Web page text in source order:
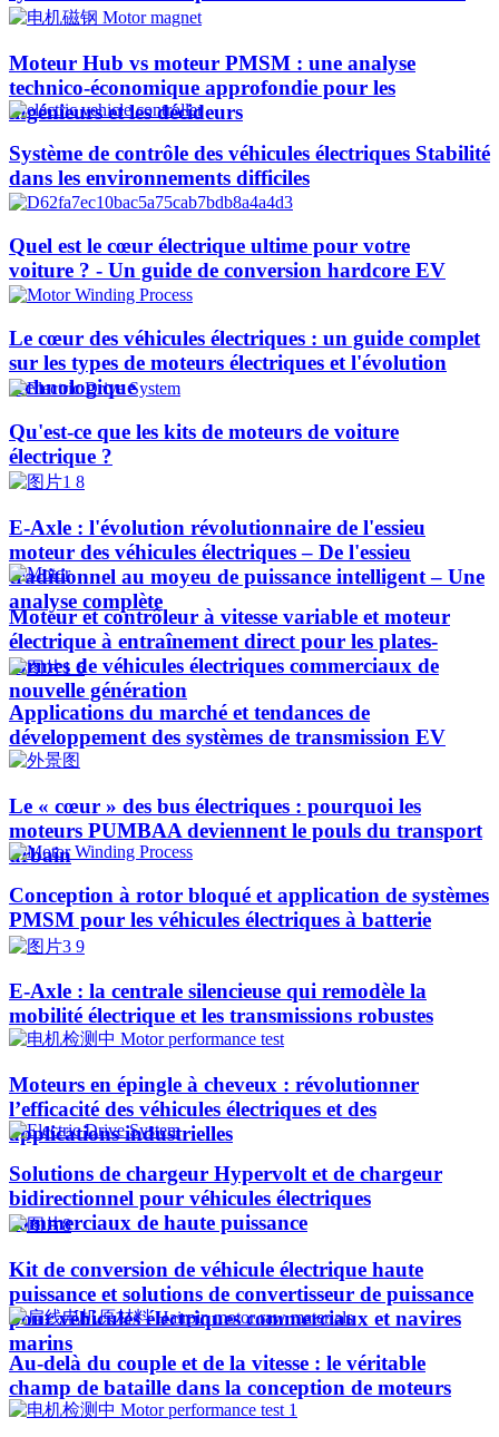
Moteur Hub vs moteur PMSM : une analyse
technico-économique approfondie pour les
ingénieurs et les décideurs
Système de contrôle des véhicules électriques Stabilité
dans les environnements difficiles
Quel est le cœur électrique ultime pour votre
voiture ? - Un guide de conversion hardcore EV
Le cœur des véhicules électriques : un guide complet
sur les types de moteurs électriques et l'évolution
technologique
Qu'est-ce que les kits de moteurs de voiture
électrique ?
E-Axle : l'évolution révolutionnaire de l'essieu
moteur des véhicules électriques – De l'essieu
traditionnel au moyeu de puissance intelligent – Une
analyse complète
Moteur et contrôleur à vitesse variable et moteur
électrique à entraînement direct pour les plates-
formes de véhicules électriques commerciaux de
nouvelle génération
Applications du marché et tendances de
développement des systèmes de transmission EV
Le « cœur » des bus électriques : pourquoi les
moteurs PUMBAA deviennent le pouls du transport
urbain
Conception à rotor bloqué et application de systèmes
PMSM pour les véhicules électriques à batterie
E-Axle : la centrale silencieuse qui remodèle la
mobilité électrique et les transmissions robustes
Moteurs en épingle à cheveux : révolutionner
l’efficacité des véhicules électriques et des
applications industrielles
Solutions de chargeur Hypervolt et de chargeur
bidirectionnel pour véhicules électriques
commerciaux de haute puissance
Kit de conversion de véhicule électrique haute
puissance et solutions de convertisseur de puissance
pour véhicules électriques commerciaux et navires
marins
Au-delà du couple et de la vitesse : le véritable
champ de bataille dans la conception de moteurs